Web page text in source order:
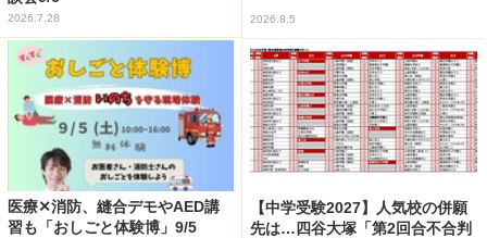
2026.7.28 2026.8.5
医療✕消防、縫合デモやAED講
習も「おしごと体験博」9/5
【中学受験2027】人気校の併願
先は…四谷大塚「第2回合不合判